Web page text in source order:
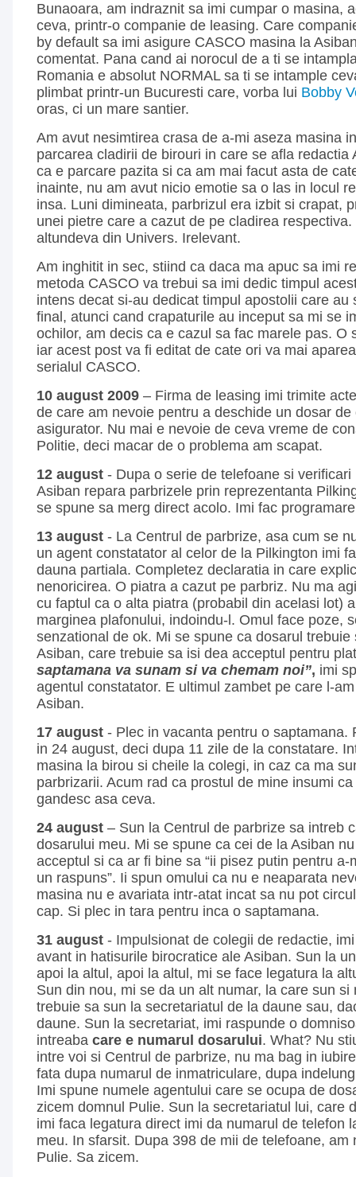
Bunaoara, am indraznit sa imi cumpar o masina,
ceva, printr-o companie de leasing. Care
by default sa imi asigure CASCO masina la
comentat. Pana cand ai norocul de a ti se
Romania e absolut NORMAL sa ti se intample
plimbat printr-un Bucuresti care, vorba lui Bobby
oras, ci un mare santier.
Am avut nesimtirea crasa de a-mi aseza masina
parcarea cladirii de birouri in care se afla redactia
ca e parcare pazita si ca am mai facut asta de
inainte, nu am avut nicio emotie sa o las in locul
insa. Luni dimineata, parbrizul era izbit si crapat,
unei pietre care a cazut de pe cladirea
altundeva din Univers. Irelevant.
Am inghitit in sec, stiind ca daca ma apuc sa imi
metoda CASCO va trebui sa imi dedic timpul
intens decat si-au dedicat timpul apostolii care au
final, atunci cand crapaturile au inceput sa mi se
ochilor, am decis ca e cazul sa fac marele pas. O
iar acest post va fi editat de cate ori va mai
serialul CASCO.
10 august 2009 – Firma de leasing imi trimite
de care am nevoie pentru a deschide un dosar
asigurator. Nu mai e nevoie de ceva vreme de
Politie, deci macar de o problema am scapat.
12 august - Dupa o serie de telefoane si
Asiban repara parbrizele prin reprezentanta
se spune sa merg direct acolo. Imi fac
13 august - La Centrul de parbrize, asa cum se
un agent constatator al celor de la Pilkington imi
dauna partiala. Completez declaratia in care
nenoricirea. O piatra a cazut pe parbriz. Nu ma
cu faptul ca o alta piatra (probabil din acelasi lot)
marginea plafonului, indoindu-l. Omul face poze,
senzational de ok. Mi se spune ca dosarul trebuie
Asiban, care trebuie sa isi dea acceptul pentru
saptamana va sunam si va chemam noi”, imi
agentul constatator. E ultimul zambet pe care l-
Asiban.
17 august - Plec in vacanta pentru o saptamana.
in 24 august, deci dupa 11 zile de la constatare.
masina la birou si cheile la colegi, in caz ca ma
parbrizarii. Acum rad ca prostul de mine insumi
gandesc asa ceva.
24 august – Sun la Centrul de parbrize sa intreb
dosarului meu. Mi se spune ca cei de la Asiban
acceptul si ca ar fi bine sa “ii pisez putin pentru a-
un raspuns”. Ii spun omului ca nu e neaparata
masina nu e avariata intr-atat incat sa nu pot
cap. Si plec in tara pentru inca o saptamana.
31 august - Impulsionat de colegii de redactie,
avant in hatisurile birocratice ale Asiban. Sun la
apoi la altul, apoi la altul, mi se face legatura la
Sun din nou, mi se da un alt numar, la care sun si
trebuie sa sun la secretariatul de la daune sau,
daune. Sun la secretariat, imi raspunde o
intreaba care e numarul dosarului. What? Nu
intre voi si Centrul de parbrize, nu ma bag in
fata dupa numarul de inmatriculare, dupa
Imi spune numele agentului care se ocupa de
zicem domnul Pulie. Sun la secretariatul lui, care
imi faca legatura direct imi da numarul de telefon
meu. In sfarsit. Dupa 398 de mii de telefoane, am
Pulie. Sa zicem.